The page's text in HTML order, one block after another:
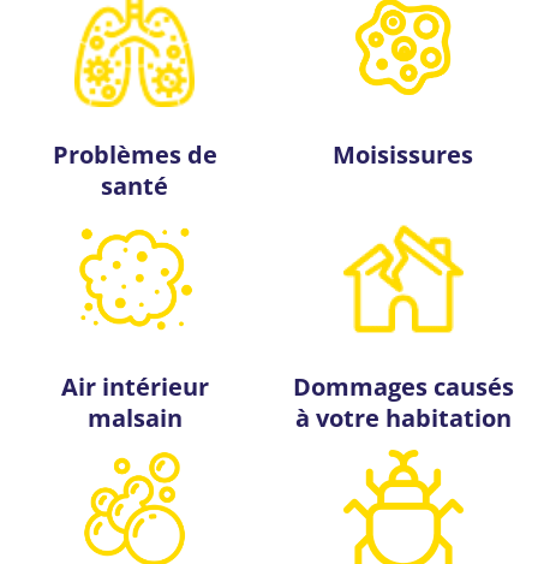
Problèmes de
santé
Moisissures
Air intérieur
malsain
Dommages causés
à votre habitation